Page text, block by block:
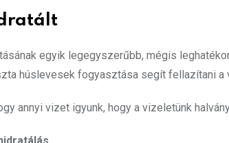
egyik legegyszerűbb, mégis
húslevesek fogyasztása segít fellazítani a
annyi vizet igyunk, hogy a vizeletünk